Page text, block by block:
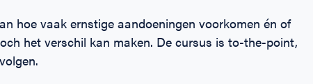
hoe vaak ernstige aandoeningen voorkomen én of
het verschil kan maken. De cursus is to-the-point,